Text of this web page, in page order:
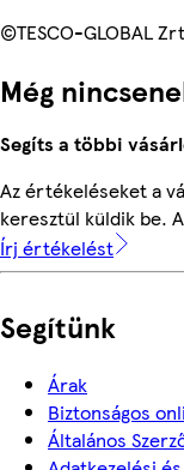
©TESCO-GLOBAL
Még
Segíts a többi
Az értékeléseket a
keresztül küldik be.
Írj értékelést
Segítünk
Árak
Biztonságos
Általános